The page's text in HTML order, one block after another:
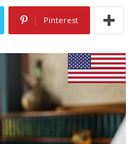
Pinterest